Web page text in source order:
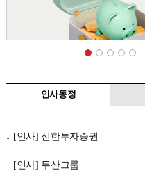
인사동정
[인사] 신한투자증권
[인사] 두산그룹